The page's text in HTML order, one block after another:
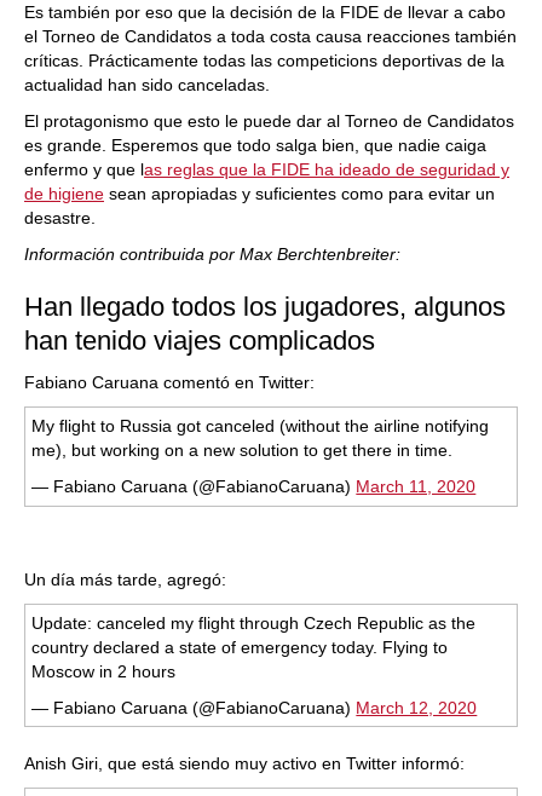
Es también por eso que la decisión de la FIDE de llevar a cabo
el Torneo de Candidatos a toda costa causa reacciones también
críticas. Prácticamente todas las competicions deportivas de la
actualidad han sido canceladas.
El protagonismo que esto le puede dar al Torneo de Candidatos
es grande. Esperemos que todo salga bien, que nadie caiga
enfermo y que las reglas que la FIDE ha ideado de seguridad y
de higiene sean apropiadas y suficientes como para evitar un
desastre.
Información contribuida por Max Berchtenbreiter:
Han llegado todos los jugadores, algunos
han tenido viajes complicados
Fabiano Caruana comentó en Twitter:
My flight to Russia got canceled (without the airline notifying
me), but working on a new solution to get there in time.
— Fabiano Caruana (@FabianoCaruana) March 11, 2020
Un día más tarde, agregó:
Update: canceled my flight through Czech Republic as the
country declared a state of emergency today. Flying to
Moscow in 2 hours
— Fabiano Caruana (@FabianoCaruana) March 12, 2020
Anish Giri, que está siendo muy activo en Twitter informó: